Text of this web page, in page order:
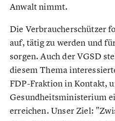
Anwalt nimmt.
Die Verbraucherschützer
auf, tätig zu werden und
sorgen. Auch der VGSD
diesem Thema
FDP-Fraktion in Kontakt,
Gesundheitsministerium
erreichen. Unser Ziel: